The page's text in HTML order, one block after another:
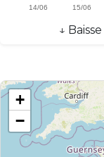
↓ Baisse
+
−